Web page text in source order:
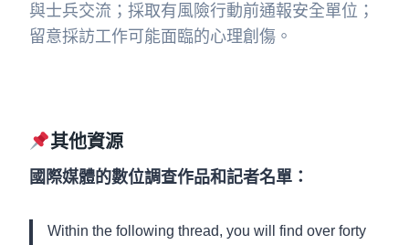
與士兵交流；採取有風險行動前通報安全單位；
留意採訪工作可能面臨的心理創傷。
其他資源
國際媒體的數位調查作品和記者名單：
Within the following thread, you will find over forty